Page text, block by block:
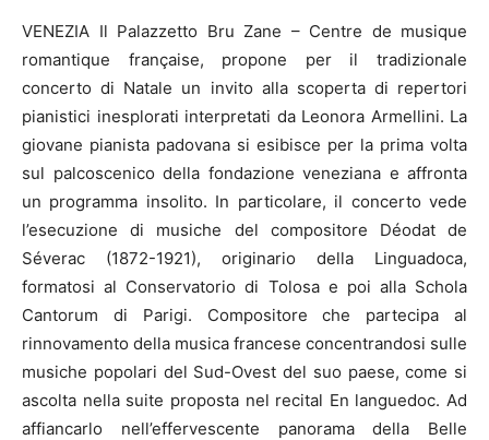
VENEZIA Il Palazzetto Bru Zane – Centre de musique
romantique française, propone per il tradizionale
concerto di Natale un invito alla scoperta di repertori
pianistici inesplorati interpretati da Leonora Armellini. La
giovane pianista padovana si esibisce per la prima volta
sul palcoscenico della fondazione veneziana e affronta
un programma insolito. In particolare, il concerto vede
l’esecuzione di musiche del compositore Déodat de
Séverac (1872-1921), originario della Linguadoca,
formatosi al Conservatorio di Tolosa e poi alla Schola
Cantorum di Parigi. Compositore che partecipa al
rinnovamento della musica francese concentrandosi sulle
musiche popolari del Sud-Ovest del suo paese, come si
ascolta nella suite proposta nel recital En languedoc. Ad
affiancarlo nell’effervescente panorama della Belle